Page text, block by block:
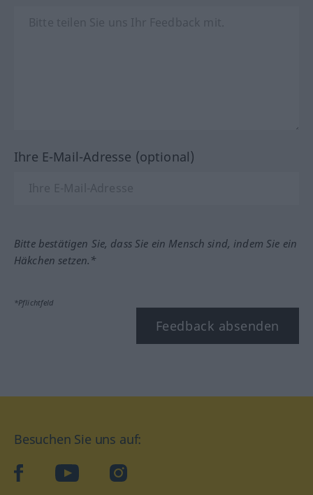
Ihre E-Mail-Adresse (optional)
Bitte bestätigen Sie, dass Sie ein Mensch sind, indem Sie ein
Häkchen setzen.*
*Pflichtfeld
Feedback absenden
Besuchen Sie uns auf:
facebookYouTube Instagram